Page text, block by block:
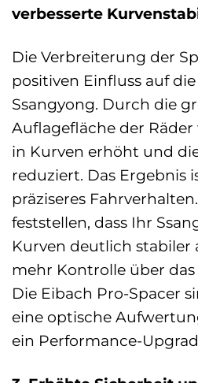
verbesserte
Die Verbreiterung der
positiven Einfluss auf
Ssangyong. Durch die
Auflagefläche der
in Kurven erhöht und
reduziert. Das Ergebnis
präziseres
feststellen, dass Ihr
Kurven deutlich stabiler
mehr Kontrolle über
Die Eibach Pro-Spacer
eine optische
ein Performance-